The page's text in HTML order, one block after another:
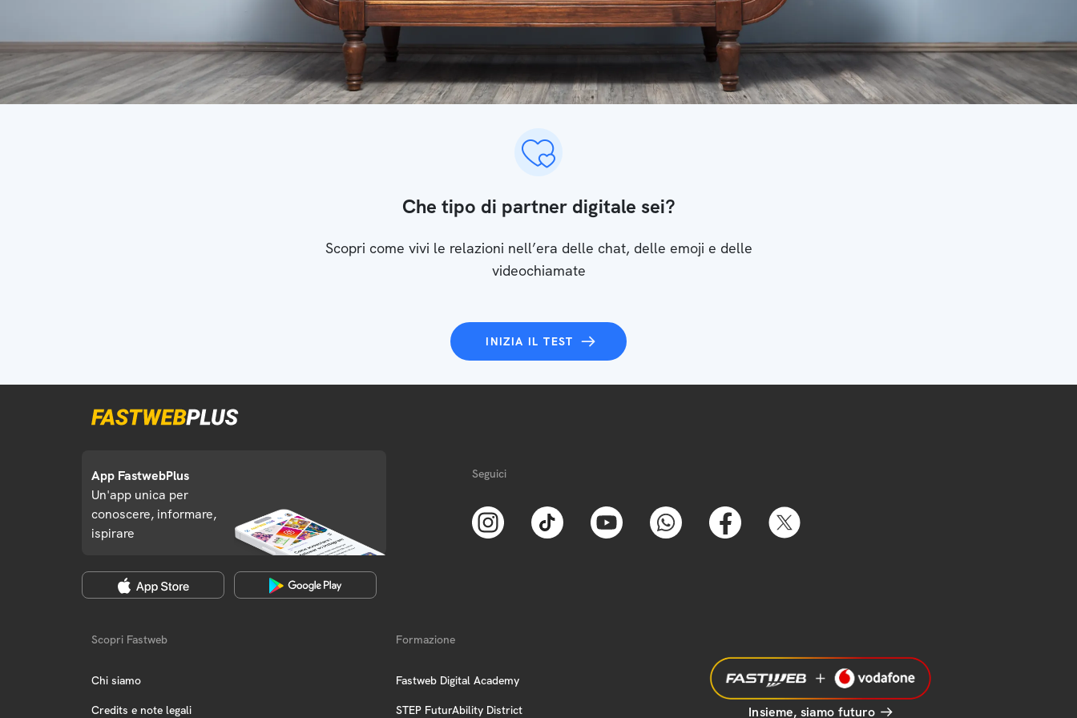
Che tipo di partner digitale sei?
Scopri come vivi le relazioni nell’era delle chat, delle emoji e delle
videochiamate
INIZIA IL TEST
App FastwebPlus
Un'app unica per
conoscere, informare,
ispirare
Seguici
Scopri Fastweb
Chi siamo
Credits e note legali
Formazione
Fastweb Digital Academy
STEP FuturAbility District Insieme, siamo futuro